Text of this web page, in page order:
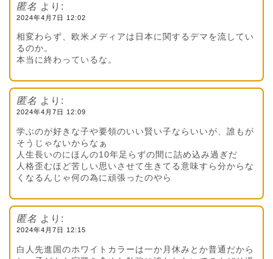
匿名 より:
2024年4月7日 12:02
相変わらず、欧米メディアは日本に関するデマを流してい
るのか。
本当に終わっているな。
匿名 より:
2024年4月7日 12:09
学ぶのが好きな子や要領のいい賢い子ならいいが、誰もが
そうじゃないからなぁ
人生長いのにほんの10年足らずの間に詰め込み過ぎだ
人格歪むほど苦しい思いさせて生きてる意味すら分からな
くなるんじゃ何の為に頑張ったのやら
匿名 より:
2024年4月7日 12:15
白人先進国のホワイトカラーは一か月休みとか普通だから